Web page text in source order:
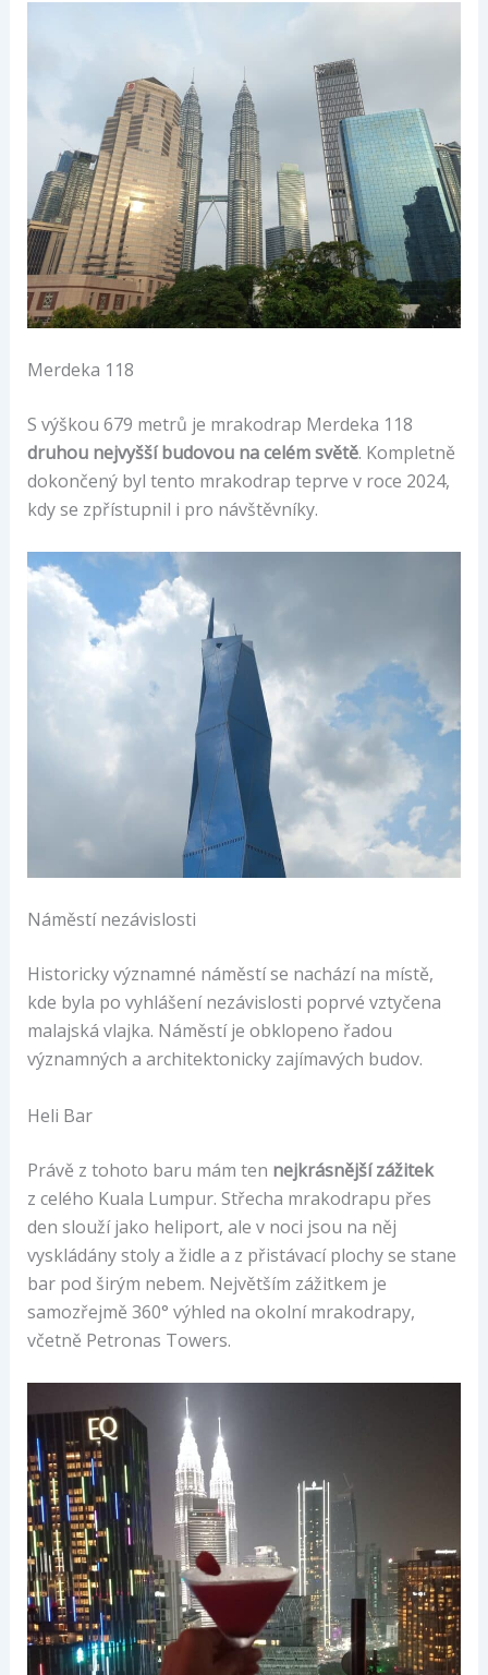
Merdeka 118
S výškou 679 metrů je mrakodrap Merdeka 118
druhou nejvyšší budovou na celém světě. Kompletně
dokončený byl tento mrakodrap teprve v roce 2024,
kdy se zpřístupnil i pro návštěvníky.
Náměstí nezávislosti
Historicky významné náměstí se nachází na místě,
kde byla po vyhlášení nezávislosti poprvé vztyčena
malajská vlajka. Náměstí je obklopeno řadou
významných a architektonicky zajímavých budov.
Heli Bar
Právě z tohoto baru mám ten nejkrásnější zážitek
z celého Kuala Lumpur. Střecha mrakodrapu přes
den slouží jako heliport, ale v noci jsou na něj
vyskládány stoly a židle a z přistávací plochy se stane
bar pod širým nebem. Největším zážitkem je
samozřejmě 360° výhled na okolní mrakodrapy,
včetně Petronas Towers.